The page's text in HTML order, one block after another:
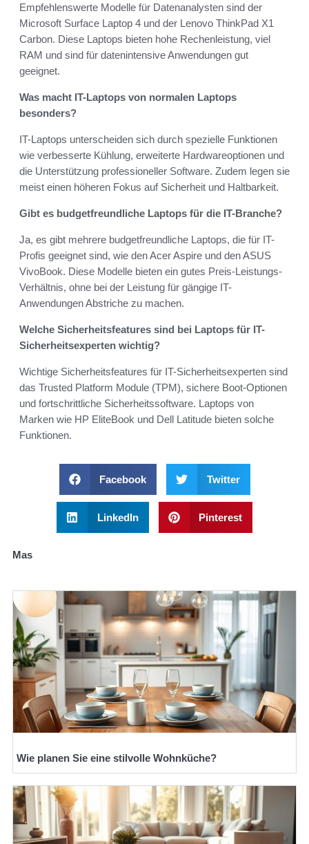
Empfehlenswerte Modelle für Datenanalysten sind der
Microsoft Surface Laptop 4 und der Lenovo ThinkPad X1
Carbon. Diese Laptops bieten hohe Rechenleistung, viel
RAM und sind für datenintensive Anwendungen gut
geeignet.
Was macht IT-Laptops von normalen Laptops
besonders?
IT-Laptops unterscheiden sich durch spezielle Funktionen
wie verbesserte Kühlung, erweiterte Hardwareoptionen und
die Unterstützung professioneller Software. Zudem legen sie
meist einen höheren Fokus auf Sicherheit und Haltbarkeit.
Gibt es budgetfreundliche Laptops für die IT-Branche?
Ja, es gibt mehrere budgetfreundliche Laptops, die für IT-
Profis geeignet sind, wie den Acer Aspire und den ASUS
VivoBook. Diese Modelle bieten ein gutes Preis-Leistungs-
Verhältnis, ohne bei der Leistung für gängige IT-
Anwendungen Abstriche zu machen.
Welche Sicherheitsfeatures sind bei Laptops für IT-
Sicherheitsexperten wichtig?
Wichtige Sicherheitsfeatures für IT-Sicherheitsexperten sind
das Trusted Platform Module (TPM), sichere Boot-Optionen
und fortschrittliche Sicherheitssoftware. Laptops von
Marken wie HP EliteBook und Dell Latitude bieten solche
Funktionen.
Facebook Twitter
LinkedIn Pinterest
Mas
Wie planen Sie eine stilvolle Wohnküche?